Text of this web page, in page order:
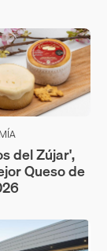
del Zújar',
Queso de